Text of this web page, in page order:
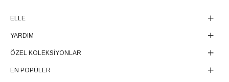
ELLE
YARDIM
ÖZEL KOLEKSİYONLAR
EN POPÜLER